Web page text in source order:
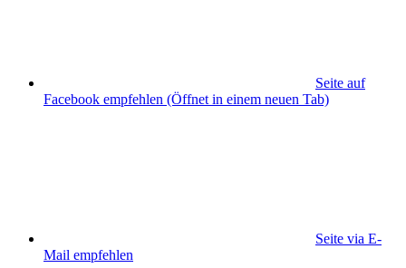
Seite auf
Facebook empfehlen (Öffnet in einem neuen Tab)
Seite via E-
Mail empfehlen